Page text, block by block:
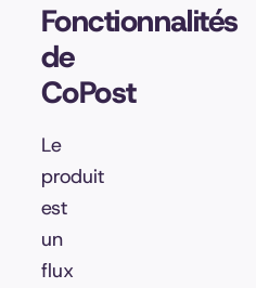
Fonctionnalités
de
CoPost
Le
produit
est
un
flux